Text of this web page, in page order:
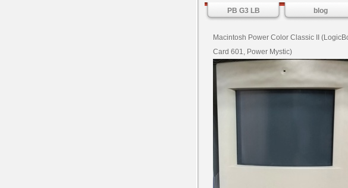
PB G3 LB blog
Macintosh Power Color Classic II
Card 601, Power Mystic)